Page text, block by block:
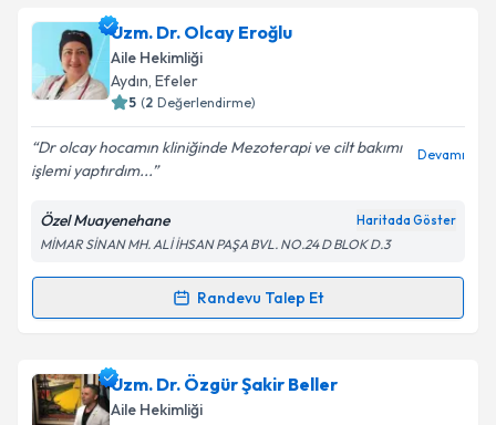
kapsamda işlenmesini kabul ediyorum.
Takvim Talebini Gönder
Prof. Dr. Zekeriya Aktürkiçin randevu takvimi talebi
oluşturun. Size bu uzmandan randevu almanız için bir
takvim hazırlandığında e-posta ile bilgilendireceğiz.
Kişisel verilerimin işlenmesine ilişkin
Aydınlatma
Metni'ni okudum ve kişisel verilerimin belirtilen
kapsamda işlenmesini kabul ediyorum.
Uzm. Dr. Olcay Eroğlu
Aile Hekimliği
Aydın, Efeler
5 (2 Değerlendirme)
Dr olcay hocamın kliniğinde Mezoterapi ve cilt bakımı
işlemi yaptırdım...
Devamı
Özel Muayenehane Haritada Göster
MİMAR SİNAN MH. ALİ İHSAN PAŞA BVL. NO.24 D BLOK D.3
Randevu Talep Et
Randevu Takvimi Talebi
Uzm. Dr. Olcay Eroğlu için randevu takvimi talebi
oluşturun. Size bu uzmandan randevu almanız için bir
Uzm. Dr. Özgür Şakir Beller
Aile Hekimliği